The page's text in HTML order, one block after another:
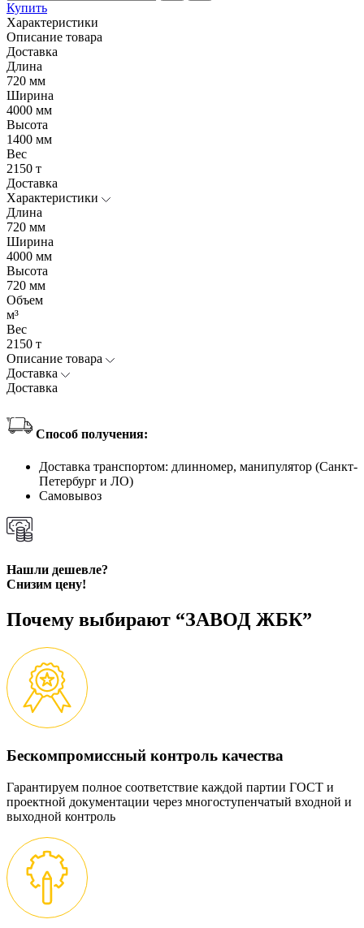
Купить
Характеристики
Описание товара
Доставка
Длина
720 мм
Ширина
4000 мм
Высота
1400 мм
Вес
2150 т
Доставка
Характеристики
Длина
720 мм
Ширина
4000 мм
Высота
720 мм
Объем
м³
Вес
2150 т
Описание товара
Доставка
Доставка
Способ получения:
Доставка транспортом: длинномер, манипулятор (Санкт-
Петербург и ЛО)
Самовывоз
Нашли дешевле?
Снизим цену!
Почему выбирают “ЗАВОД ЖБК”
Бескомпромиссный контроль качества
Гарантируем полное соответствие каждой партии ГОСТ и
проектной документации через многоступенчатый входной и
выходной контроль